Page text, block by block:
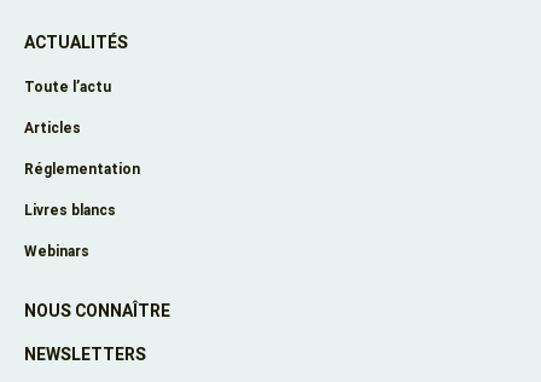
ACTUALITÉS
Toute l’actu
Articles
Réglementation
Livres blancs
Webinars
NOUS CONNAÎTRE
NEWSLETTERS